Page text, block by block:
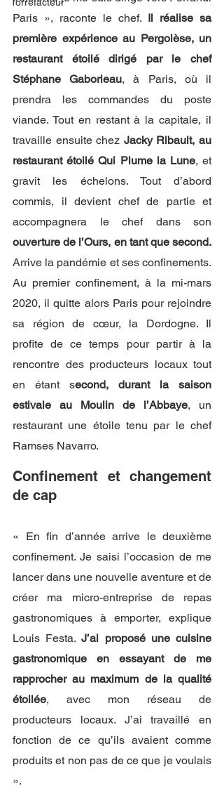
Paris », raconte le chef. Il réalise sa
première expérience au Pergolèse, un
restaurant étoilé dirigé par le chef
Stéphane Gaborieau, à Paris, où il
prendra les commandes du poste
viande. Tout en restant à la capitale, il
travaille ensuite chez Jacky Ribault, au
restaurant étoilé Qui Plume la Lune, et
gravit les échelons. Tout d’abord
commis, il devient chef de partie et
ouverture de l’Ours, en tant que second.
Arrive la pandémie et ses confinements.
Au premier confinement, à la mi-mars
2020, il quitte alors Paris pour rejoindre
sa région de cœur, la Dordogne. Il
profite de ce temps pour partir à la
rencontre des producteurs locaux tout
en étant second, durant la saison
estivale au Moulin de l’Abbaye, un
restaurant une étoile tenu par le chef
Ramses Navarro.
Confinement et changement
de cap
« En fin d’année arrive le deuxième
confinement. Je saisi l’occasion de me
lancer dans une nouvelle aventure et de
créer ma micro-entreprise de repas
gastronomiques à emporter, explique
Louis Festa. J’ai proposé une cuisine
gastronomique en essayant de me
rapprocher au maximum de la qualité
étoilée, avec mon réseau de
producteurs locaux. J’ai travaillé en
fonction de ce qu’ils avaient comme
produits et non pas de ce que je voulais
».